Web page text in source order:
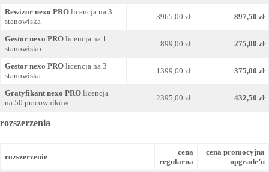
Rewizor nexo PROlicencja na 3
stanowiska
3965,00 zł 897,50 zł
Gestor nexo PROlicencja na 1
stanowisko
899,00 zł 275,00 zł
Gestor nexo PROlicencja na 3
stanowiska
1399,00 zł 375,00 zł
Gratyfikant nexo PRO licencja
na 50 pracowników
2395,00 zł 432,50 zł
rozszerzenia
rozszerzenie
cena
regularna
cena promocyjna
upgrade’u